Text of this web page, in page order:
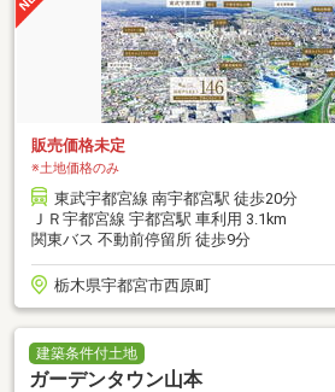
販売価格未定
※土地価格のみ
東武宇都宮線 南宇都宮駅 徒歩20分
ＪＲ宇都宮線 宇都宮駅 車利用 3.1km
関東バス 不動前停留所 徒歩9分
栃木県宇都宮市西原町
建築条件付土地
ガーデンタウン山本